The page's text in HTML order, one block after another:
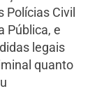
Polícias Civil
Pública, e
legais
quanto